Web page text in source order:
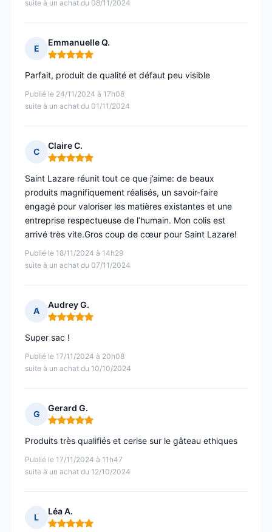
suite à un achat du 08/11/2024
E
Emmanuelle Q.
Note : 5 sur 5
Publié le 24/11/2024 à 17h08
suite à un achat du 01/11/2024
Parfait, produit de qualité et défaut peu visible
C
Claire C.
Note : 5 sur 5
Publié le 18/11/2024 à 14h29
suite à un achat du 07/11/2024
Saint Lazare réunit tout ce que j’aime: de beaux
produits magnifiquement réalisés, un savoir-faire
engagé pour valoriser les matières existantes et une
entreprise respectueuse de l’humain. Mon colis est
arrivé très vite.Gros coup de cœur pour Saint Lazare!
A
Audrey G.
Note : 5 sur 5
Publié le 17/11/2024 à 20h08
suite à un achat du 10/10/2024
Super sac !
G
Gerard G.
Note : 5 sur 5
Publié le 17/11/2024 à 11h47
suite à un achat du 12/10/2024
Produits très qualifiés et cerise sur le gâteau ethiques
L
Léa A.
Note : 5 sur 5